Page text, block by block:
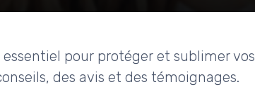
pour protéger et sublimer vos
des avis et des témoignages.